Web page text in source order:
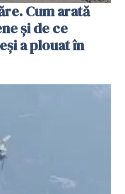
Cum arată
și de ce
a plouat în